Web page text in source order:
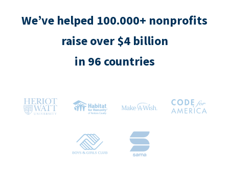
We’ve helped 100.000+ nonprofits
raise over $4 billion
in 96 countries